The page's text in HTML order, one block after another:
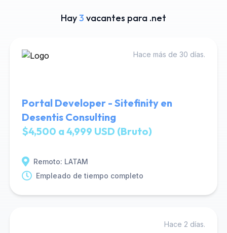
Hay3 vacantes para .net
Hace más de 30 días.
Portal Developer - Sitefinity en
Desentis Consulting
$4,500 a 4,999 USD (Bruto)
Remoto: LATAM
Empleado de tiempo completo
Hace 2 días.